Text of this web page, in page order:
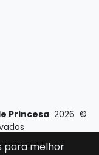
Princesa 2026 ©
2.4.1
para melhor